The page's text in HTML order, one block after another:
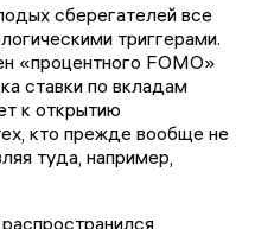
сберегателей все
триггерами.
«процентного FOMO»
ставки по вкладам
к открытию
кто прежде вообще не
туда, например,